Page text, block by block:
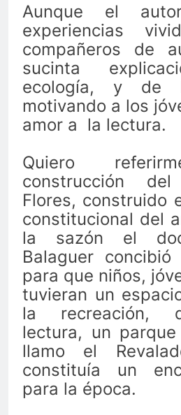
Aunque el
experiencias
compañeros de
sucinta
ecología, y de
motivando a los
amor a la lectura.
Quiero
construcción
Flores, construido
constitucional del
la sazón el
Balaguer
para que niños,
tuvieran un
la recreación,
lectura, un
llamo el
constituía un
para la época.